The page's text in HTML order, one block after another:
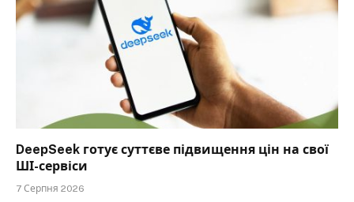
DeepSeek готує суттєве підвищення цін на свої
ШІ-сервіси
7 Серпня 2026